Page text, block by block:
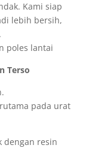
Kami siap
lebih bersih,
poles lantai
Terso
pada urat
dengan resin